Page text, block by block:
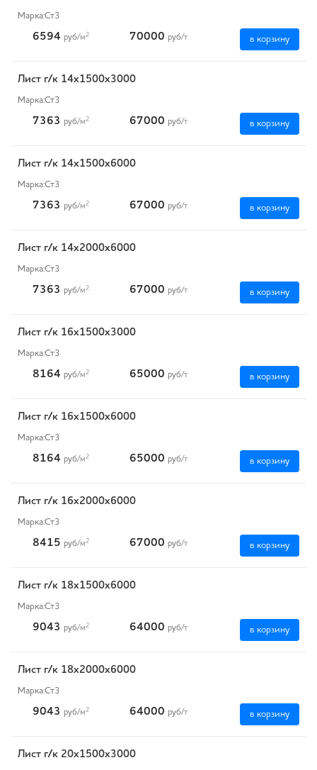
Марка:Ст3
6594 руб/м2 70000 руб/т в корзину
Лист г/к 14х1500х3000
Марка:Ст3
7363 руб/м2 67000 руб/т в корзину
Лист г/к 14х1500х6000
Марка:Ст3
7363 руб/м2 67000 руб/т в корзину
Лист г/к 14х2000х6000
Марка:Ст3
7363 руб/м2 67000 руб/т в корзину
Лист г/к 16х1500х3000
Марка:Ст3
8164 руб/м2 65000 руб/т в корзину
Лист г/к 16х1500х6000
Марка:Ст3
8164 руб/м2 65000 руб/т в корзину
Лист г/к 16х2000х6000
Марка:Ст3
8415 руб/м2 67000 руб/т в корзину
Лист г/к 18х1500х6000
Марка:Ст3
9043 руб/м2 64000 руб/т в корзину
Лист г/к 18х2000х6000
Марка:Ст3
9043 руб/м2 64000 руб/т в корзину
Лист г/к 20х1500х3000